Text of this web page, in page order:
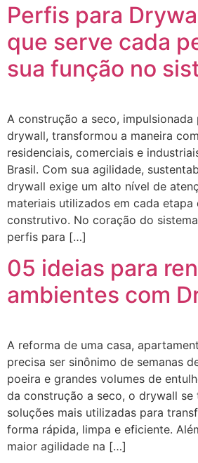
Perfis para
que serve cada
sua função no
A construção a seco, impulsionada
drywall, transformou a maneira
residenciais, comerciais e
Brasil. Com sua agilidade,
drywall exige um alto nível de
materiais utilizados em cada etapa
construtivo. No coração do
perfis para […]
05 ideias para
ambientes com
A reforma de uma casa,
precisa ser sinônimo de semanas
poeira e grandes volumes de
da construção a seco, o drywall se
soluções mais utilizadas para
forma rápida, limpa e eficiente.
maior agilidade na […]